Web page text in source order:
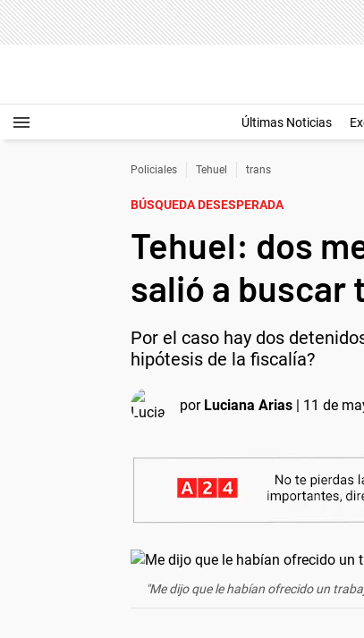
Últimas Noticias
Policiales Tehuel trans
BÚSQUEDA DESESPERADA
Tehuel: dos
salió a buscar
Por el caso hay dos
hipótesis de la fiscalía?
por Luciana Arias | 11 de
"Me dijo que le habían ofrecido un